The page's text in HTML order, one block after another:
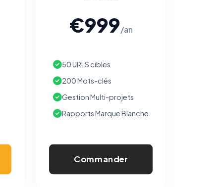
€999/an
50 URLS cibles
200 Mots-clés
Gestion Multi-projets
Rapports Marque Blanche
Commander